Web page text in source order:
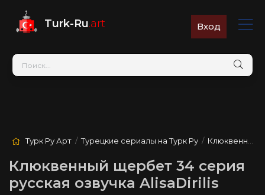
Turk-Ru.art Вход
Турк Ру Арт /Турецкие сериалы на Турк Ру / Клюквенный щербет
Клюквенный щербет 34 серия
русская озвучка AlisaDirilis